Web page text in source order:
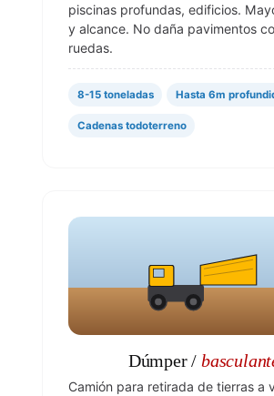
piscinas profundas, edificios.
y alcance. No daña pavimentos
ruedas.
8-15 toneladas Hasta 6m
Cadenas todoterreno
Dúmper /
Camión para retirada de tierras a